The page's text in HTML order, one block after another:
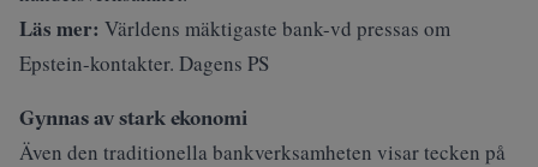
Läs mer: Världens mäktigaste bank-vd pressas om
Epstein-kontakter. Dagens PS
Gynnas av stark ekonomi
Även den traditionella bankverksamheten visar tecken på